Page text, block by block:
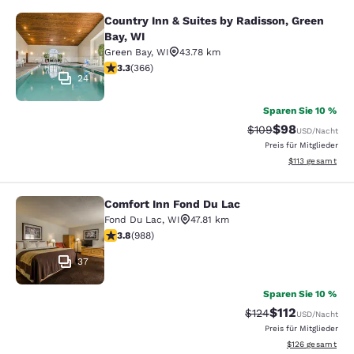
Country Inn & Suites by Radisson,
24
Country Inn & Suites by Radisson, Green
Bay, WI
Green Bay, WI
43.78 km
3.28-Sterne-Bewertung. Gut. 366 Bewertungen
3.3(366)
Sparen Sie 10 %
Durchgestrichener
$109Vergünstigter
$98USD/Nacht
Preis für Mitglieder
Geschätzte
$113 gesamt
Comfort Inn Fond Du Lac
37
Comfort Inn Fond Du Lac
Fond Du Lac, WI
47.81 km
3.79-Sterne-Bewertung. Gut. 988 Bewertungen
3.8(988)
Sparen Sie 10 %
Durchgestrichener
$124Vergünstigter
$112USD/Nacht
Preis für Mitglieder
Geschätzte
$126 gesamt